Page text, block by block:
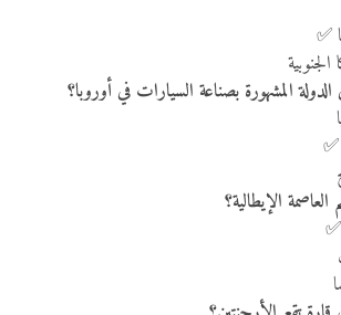
✅
المشهورة بصناعة السيارات في أوروبا؟
✅
الإيطالية؟